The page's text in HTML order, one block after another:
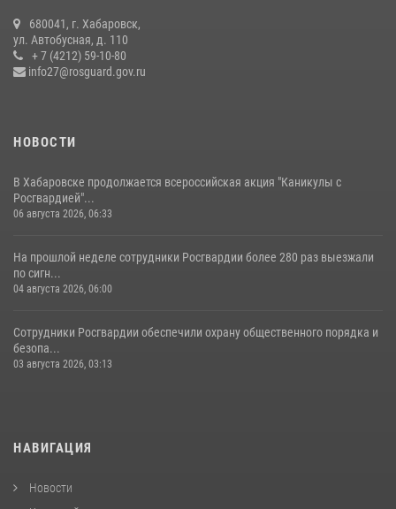
гражданам государственные услуги в сфере оборота оружия,
частной детективной и охранной деятельности
17 июля 2026, 03:45
680041, г. Хабаровск,
ул. Автобусная, д. 110
+ 7 (4212) 59-10-80
info27@rosguard.gov.ru
НОВОСТИ
В Хабаровске продолжается всероссийская акция "Каникулы с
Росгвардией"...
06 августа 2026, 06:33
На прошлой неделе сотрудники Росгвардии более 280 раз выезжали
по сигн...
04 августа 2026, 06:00
Сотрудники Росгвардии обеспечили охрану общественного порядка и
безопа...
03 августа 2026, 03:13
НАВИГАЦИЯ
Новости